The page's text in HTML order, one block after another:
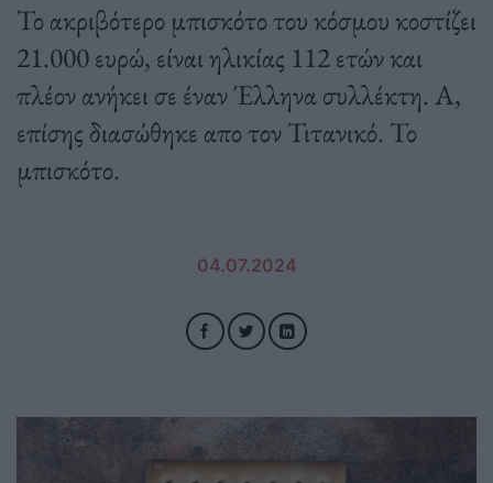
Το ακριβότερο μπισκότο του κόσμου κοστίζει
21.000 ευρώ, είναι ηλικίας 112 ετών και
πλέον ανήκει σε έναν Έλληνα συλλέκτη. Α,
επίσης διασώθηκε απο τον Τιτανικό. Το
μπισκότο.
04.07.2024